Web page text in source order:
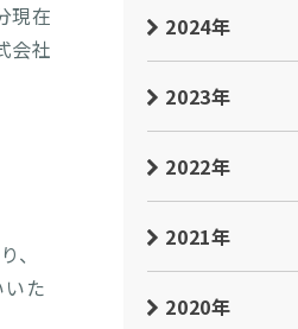
現在
会社
、
た
2024年
2023年
2022年
2021年
2020年